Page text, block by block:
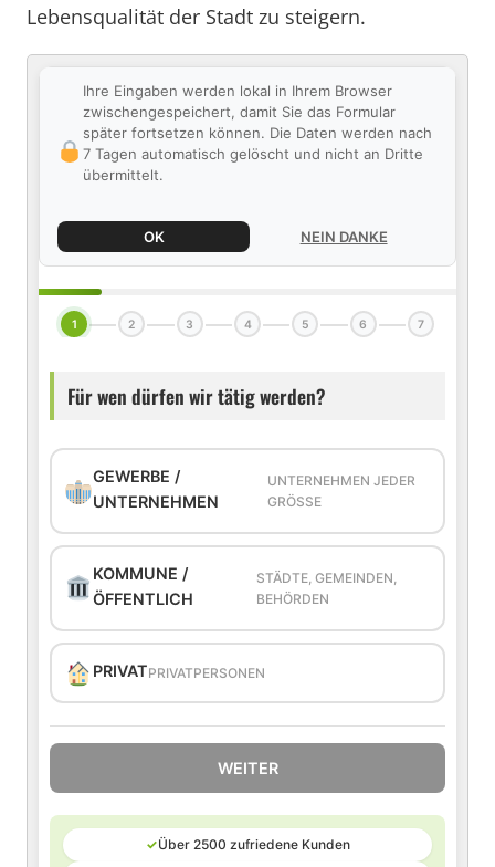
Lebensqualität der Stadt zu steigern.
Ihre Eingaben werden lokal in Ihrem Browser
zwischengespeichert, damit Sie das Formular
später fortsetzen können. Die Daten werden nach
7 Tagen automatisch gelöscht und nicht an Dritte
übermittelt.
OK NEIN DANKE
1 2 3 4 5 6 7
Für wen dürfen wir tätig werden?
GEWERBE /
UNTERNEHMEN
UNTERNEHMEN JEDER
GRÖSSE
KOMMUNE /
ÖFFENTLICH
STÄDTE, GEMEINDEN,
BEHÖRDEN
PRIVATPRIVATPERSONEN
WEITER
✓Über 2500 zufriedene Kunden